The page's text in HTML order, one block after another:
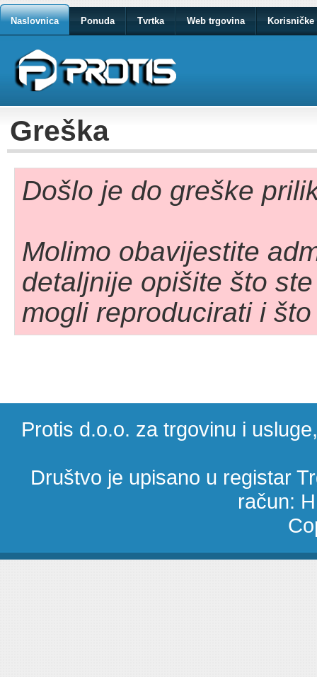
Naslovnica Ponuda Tvrtka Web trgovina Korisničke
Greška
Došlo je do greške
Molimo obavijestite
detaljnije opišite što
mogli reproducirati i
Protis d.o.o. za trgovinu i
Društvo je upisano u registar
račun: